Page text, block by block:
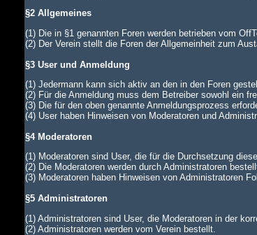
§2 Allgemeines
(1) Die in §1 genannten Foren werden betrieben vom
(2) Der Verein stellt die Foren der Allgemeinheit zum
§3 User und Anmeldung
(1) Jedermann kann sich aktiv an den in den Foren
(2) Für die Anmeldung muss dem Betreiber sowohl ein
(3) Die für den oben genannte Anmeldungsprozess
(4) User haben Hinweisen von Moderatoren und
§4 Moderatoren
(1) Moderatoren sind User, die für die Durchsetzung
(2) Die Moderatoren werden durch Administratoren
(3) Moderatoren haben Hinweisen von Administratoren
§5 Administratoren
(1) Administratoren sind User, die Moderatoren in der
(2) Administratoren werden vom Verein bestellt.